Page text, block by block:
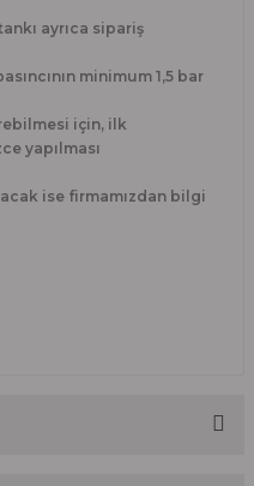
ayrıca sipariş
minimum 1,5 bar
için, ilk
yapılması
ise firmamızdan bilgi